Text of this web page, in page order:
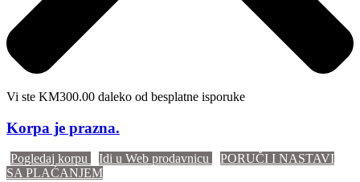
Vi ste KM300.00 daleko od besplatne isporuke
Korpa je prazna.
Pogledaj korpu Idi u Web prodavnicu
PORUČI I NASTAVI
SA PLAĆANJEM